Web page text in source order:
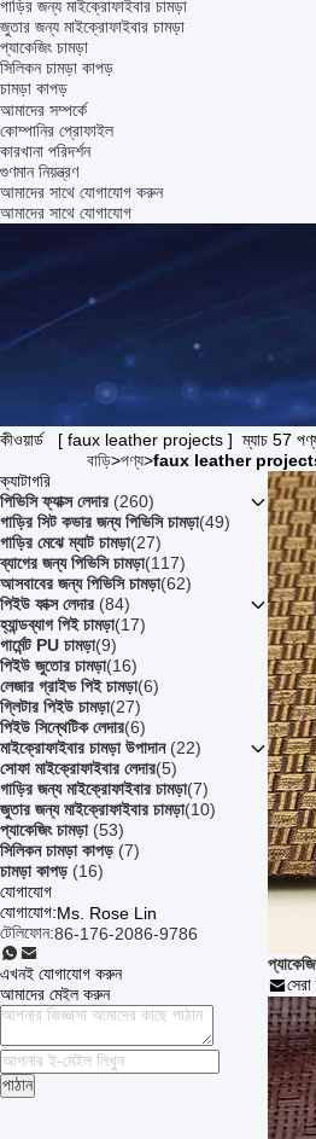
গাড়ির জন্য মাইক্রোফাইবার চামড়া
জুতার জন্য মাইক্রোফাইবার চামড়া
প্যাকেজিং চামড়া
সিলিকন চামড়া কাপড়
চামড়া কাপড়
আমাদের সম্পর্কে
কোম্পানির প্রোফাইল
কারখানা পরিদর্শন
গুণমান নিয়ন্ত্রণ
আমাদের সাথে যোগাযোগ করুন
আমাদের সাথে যোগাযোগ
কীওয়ার্ড [ faux leather projects ] ম্যাচ 57
বাড়ি>পণ্য>faux leather projects
ক্যাটাগরি
পিভিসি ফ্যাক্স লেদার (260)
গাড়ির সিট কভার জন্য পিভিসি চামড়া(49)
গাড়ির মেঝে ম্যাট চামড়া(27)
ব্যাগের জন্য পিভিসি চামড়া(117)
আসবাবের জন্য পিভিসি চামড়া(62)
পিইউ ফাক্স লেদার (84)
হ্যান্ডব্যাগ পিই চামড়া(17)
গার্মেন্ট PU চামড়া(9)
পিইউ জুতোর চামড়া(16)
লেজার গ্রাইভ পিই চামড়া(6)
গ্লিটার পিইউ চামড়া(27)
পিইউ সিন্থেটিক লেদার(6)
মাইক্রোফাইবার চামড়া উপাদান(22)
সোফা মাইক্রোফাইবার লেদার(5)
গাড়ির জন্য মাইক্রোফাইবার চামড়া(7)
জুতার জন্য মাইক্রোফাইবার চামড়া(10)
প্যাকেজিং চামড়া(53)
সিলিকন চামড়া কাপড়(7)
চামড়া কাপড়(16)
যোগাযোগ
যোগাযোগ:Ms. Rose Lin
টেলিফোন:86-176-2086-9786
এখনই যোগাযোগ করুন
আমাদের মেইল ​​করুন
পাঠান